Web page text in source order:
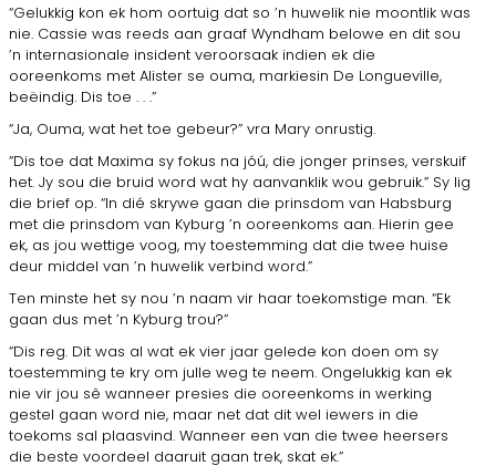
“Gelukkig kon ek hom oortuig dat so ’n huwelik nie moontlik was
nie. Cassie was reeds aan graaf Wyndham belowe en dit sou
’n internasionale insident veroorsaak indien ek die
ooreenkoms met Alister se ouma, markiesin De Longueville,
beëindig. Dis toe . . .”
“Ja, Ouma, wat het toe gebeur?” vra Mary onrustig.
“Dis toe dat Maxima sy fokus na jóú, die jonger prinses, verskuif
het. Jy sou die bruid word wat hy aanvanklik wou gebruik.” Sy lig
die brief op. “In dié skrywe gaan die prinsdom van Habsburg
met die prinsdom van Kyburg ’n ooreenkoms aan. Hierin gee
ek, as jou wettige voog, my toestemming dat die twee huise
deur middel van ’n huwelik verbind word.”
Ten minste het sy nou ’n naam vir haar toekomstige man. “Ek
gaan dus met ’n Kyburg trou?”
“Dis reg. Dit was al wat ek vier jaar gelede kon doen om sy
toestemming te kry om julle weg te neem. Ongelukkig kan ek
nie vir jou sê wanneer presies die ooreenkoms in werking
gestel gaan word nie, maar net dat dit wel iewers in die
toekoms sal plaasvind. Wanneer een van die twee heersers
die beste voordeel daaruit gaan trek, skat ek.”